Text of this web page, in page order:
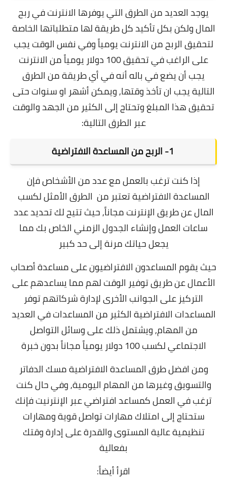
يوجد العديد من الطرق التي يوفرها الانترنت في ربح
المال ولكن بكل تأكيد كل طريقة لها متطلباتها الخاصة
لتحقيق الربح من الانترنت يومياً وفي نفس الوقت يجب
على الراغب في تحقيق 100 دولار يومياً من الانترنت
يجب أن يضع في باله أنه في أي طريقة من الطرق
التالية يجب ان تأخذ وقتها, ويمكن أشهر او سنوات حتى
تحقيق هذا المبلغ وتحتاج إلى الكثير من الجهد والوقت
عبر الطرق التالية:
1- الربح من المساعدة الافتراضية
إذا كنت ترغب بالعمل مع عدد من الأشخاص فإن
المساعدة الافتراضية تعتبر من الطرق الأمثل لكسب
المال عن طريق الإنترنت مجاناً, حيث تتيح لك تحديد عدد
ساعات العمل وإنشاء الجدول الزمني الخاص بك مما
يجعل حياتك مرنة إلى حد كبير
حيث يقوم المساعدون الافتراضيون على مساعدة أصحاب
الأعمال عن طريق توفير الوقت لهم مما يساعدهم على
التركيز على الجوانب الأخرى لإدارة شركاتهم توفر
المساعدات الافتراضية الكثير من المساعدات في العديد
من المهام, ويشتمل ذلك على وسائل التواصل
الاجتماعي لكسب 100 دولار يومياً مجاناً بدون خبرة
ومن افضل طرق المساعدة الافتراضية مسك الدفاتر
والتسويق وغيرها من المهام اليومية, وفي حال كنت
ترغب في العمل كمساعد افتراضي عبر الإنترنيت فإنك
ستحتاج إلى امتلاك مهارات تواصل قوية ومهارات
تنظيمية عالية المستوى والقدرة على إدارة وقتك
بفعالية
اقرأ أيضاً: